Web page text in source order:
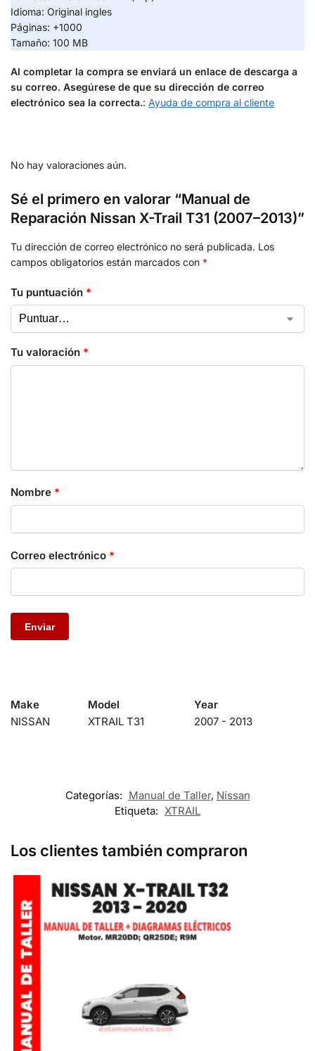
Idioma: Original ingles
Páginas: +1000
Tamaño: 100 MB
Al completar la compra se enviará un enlace de descarga a
su correo. Asegúrese de que su dirección de correo
electrónico sea la correcta.: Ayuda de compra al cliente
No hay valoraciones aún.
Sé el primero en valorar “Manual de
Reparación Nissan X-Trail T31 (2007–2013)”
Tu dirección de correo electrónico no será publicada. Los
campos obligatorios están marcados con *
Tu puntuación *
Tu valoración *
Nombre *
Correo electrónico *
Make Model
Year
NISSAN
XTRAIL T31 2007 - 2013
Categorías: Manual de Taller, Nissan
Etiqueta: XTRAIL
Los clientes también compraron